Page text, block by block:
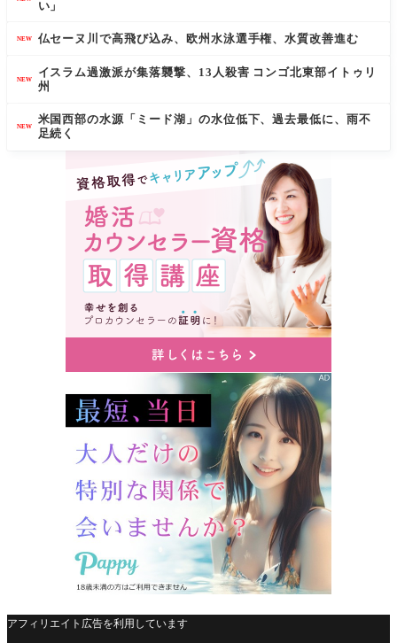
い」
NEW 仏セーヌ川で高飛び込み、欧州水泳選手権、水質改善進む
NEW
イスラム過激派が集落襲撃、13人殺害 コンゴ北東部イトゥリ
州
NEW
米国西部の水源「ミード湖」の水位低下、過去最低に、雨不
足続く
アフィリエイト広告を利用しています